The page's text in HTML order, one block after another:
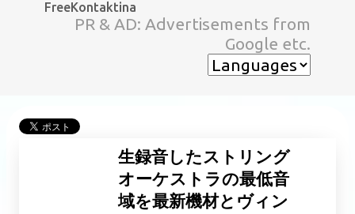
スキップしてメイン コンテンツに移動
FreeKontaktina
PR & AD: Advertisements from
Google etc.
生録音したストリング
オーケストラの最低音
域を最新機材とヴィン